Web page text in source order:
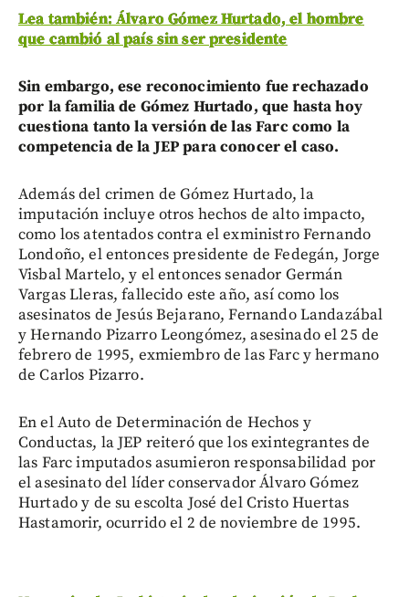
Lea también: Álvaro Gómez Hurtado, el hombre
que cambió al país sin ser presidente
Sin embargo, ese reconocimiento fue rechazado
por la familia de Gómez Hurtado, que hasta hoy
cuestiona tanto la versión de las Farc como la
competencia de la JEP para conocer el caso.
Además del crimen de Gómez Hurtado, la
imputación incluye otros hechos de alto impacto,
como los atentados contra el exministro Fernando
Londoño, el entonces presidente de Fedegán, Jorge
Visbal Martelo, y el entonces senador Germán
Vargas Lleras, fallecido este año, así como los
asesinatos de Jesús Bejarano, Fernando Landazábal
y Hernando Pizarro Leongómez, asesinado el 25 de
febrero de 1995, exmiembro de las Farc y hermano
de Carlos Pizarro.
En el Auto de Determinación de Hechos y
Conductas, la JEP reiteró que los exintegrantes de
las Farc imputados asumieron responsabilidad por
el asesinato del líder conservador Álvaro Gómez
Hurtado y de su escolta José del Cristo Huertas
Hastamorir, ocurrido el 2 de noviembre de 1995.